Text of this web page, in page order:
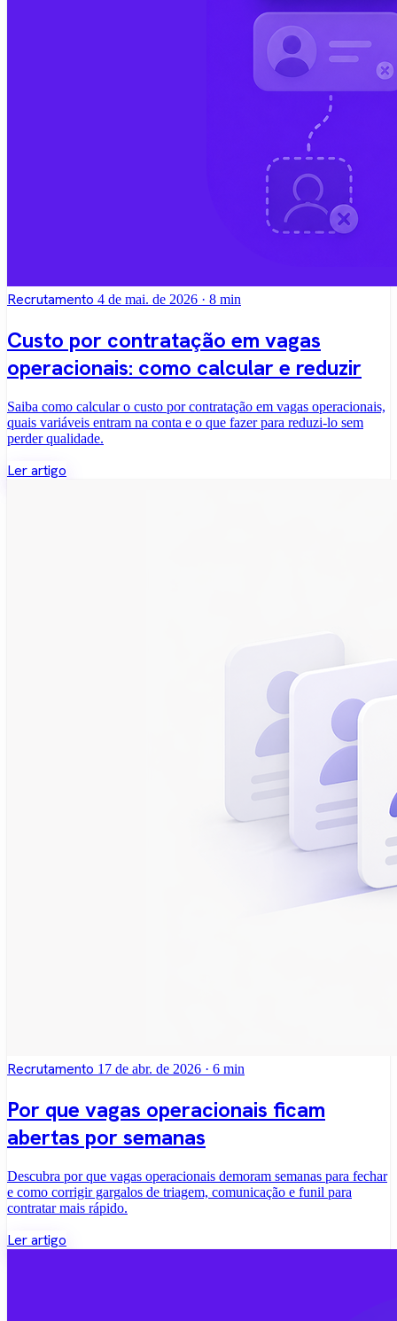
Recrutamento 4 de mai. de 2026 · 8 min
Custo por contratação em vagas
operacionais: como calcular e reduzir
Saiba como calcular o custo por contratação em vagas operacionais,
quais variáveis entram na conta e o que fazer para reduzi-lo sem
perder qualidade.
Ler artigo
Recrutamento 17 de abr. de 2026 · 6 min
Por que vagas operacionais ficam
abertas por semanas
Descubra por que vagas operacionais demoram semanas para fechar
e como corrigir gargalos de triagem, comunicação e funil para
contratar mais rápido.
Ler artigo